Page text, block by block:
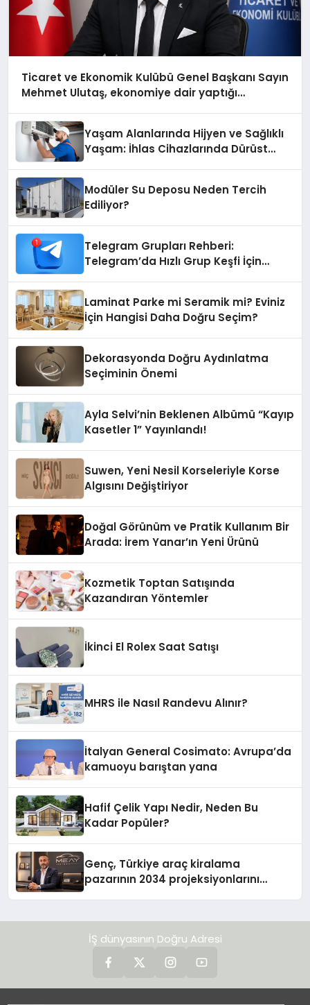
Ticaret ve Ekonomik Kulübü Genel Başkanı Sayın
Mehmet Ulutaş, ekonomiye dair yaptığı
Yaşam Alanlarında Hijyen ve Sağlıklı
Yaşam: İhlas Cihazlarında Dürüst
Modüler Su Deposu Neden Tercih
Ediliyor?
Telegram Grupları Rehberi:
Telegram’da Hızlı Grup Keşfi İçin
Laminat Parke mi Seramik mi? Eviniz
İçin Hangisi Daha Doğru Seçim?
Dekorasyonda Doğru Aydınlatma
Seçiminin Önemi
Ayla Selvi’nin Beklenen Albümü “Kayıp
Kasetler 1” Yayınlandı!
Suwen, Yeni Nesil Korseleriyle Korse
Algısını Değiştiriyor
Doğal Görünüm ve Pratik Kullanım Bir
Arada: İrem Yanar’ın Yeni Ürünü
Kozmetik Toptan Satışında
Kazandıran Yöntemler
İkinci El Rolex Saat Satışı
MHRS ile Nasıl Randevu Alınır?
İtalyan General Cosimato: Avrupa’da
kamuoyu barıştan yana
Hafif Çelik Yapı Nedir, Neden Bu
Kadar Popüler?
Genç, Türkiye araç kiralama
pazarının 2034 projeksiyonlarını
İŞ dünyasının Doğru Adresi